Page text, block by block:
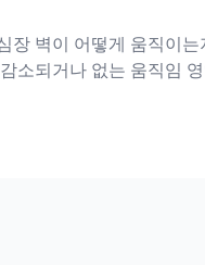
장 벽이 어떻게 움직이
소되거나 없는 움직임